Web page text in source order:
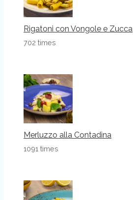
Rigatoni con Vongole e Zucca
702 times
Merluzzo alla Contadina
1091 times